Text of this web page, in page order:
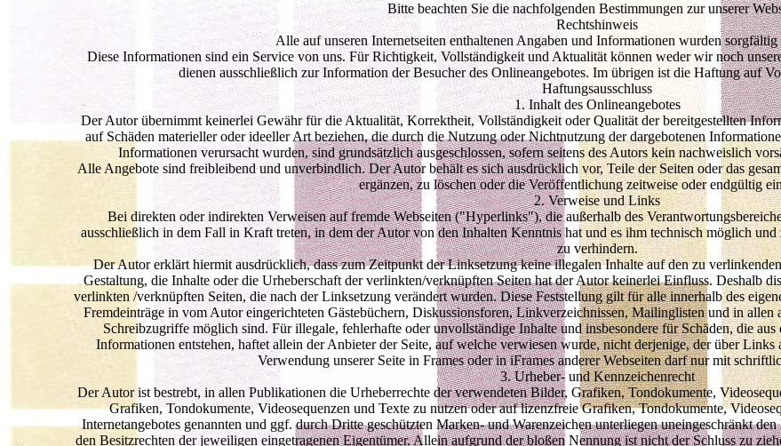
Bitte beachten Sie die nachfolgenden Bestimmungen zur unserer
Rechtshinweis
Alle auf unseren Internetseiten enthaltenen Angaben und Informationen wurden
Diese Informationen sind ein Service von uns. Für Richtigkeit, Vollständigkeit und Aktualität können weder wir noch
dienen ausschließlich zur Information der Besucher des Onlineangebotes. Im übrigen ist die Haftung auf
Haftungsausschluss
1. Inhalt des Onlineangebotes
Der Autor übernimmt keinerlei Gewähr für die Aktualität, Korrektheit, Vollständigkeit oder Qualität der bereitgestellten
auf Schäden materieller oder ideeller Art beziehen, die durch die Nutzung oder Nichtnutzung der dargebotenen
Informationen verursacht wurden, sind grundsätzlich ausgeschlossen, sofern seitens des Autors kein nachweislich
Alle Angebote sind freibleibend und unverbindlich. Der Autor behält es sich ausdrücklich vor, Teile der Seiten oder das
ergänzen, zu löschen oder die Veröffentlichung zeitweise oder endgültig
2. Verweise und Links
Bei direkten oder indirekten Verweisen auf fremde Webseiten ("Hyperlinks"), die außerhalb des
ausschließlich in dem Fall in Kraft treten, in dem der Autor von den Inhalten Kenntnis hat und es ihm technisch möglich
zu verhindern.
Der Autor erklärt hiermit ausdrücklich, dass zum Zeitpunkt der Linksetzung keine illegalen Inhalte auf den zu
Gestaltung, die Inhalte oder die Urheberschaft der verlinkten/verknüpften Seiten hat der Autor keinerlei Einfluss. Deshalb
verlinkten /verknüpften Seiten, die nach der Linksetzung verändert wurden. Diese Feststellung gilt für alle innerhalb des
Fremdeinträge in vom Autor eingerichteten Gästebüchern, Diskussionsforen, Linkverzeichnissen, Mailinglisten und in allen
Schreibzugriffe möglich sind. Für illegale, fehlerhafte oder unvollständige Inhalte und insbesondere für Schäden, die
Informationen entstehen, haftet allein der Anbieter der Seite, auf welche verwiesen wurde, nicht derjenige, der über
Verwendung unserer Seite in Frames oder in iFrames anderer Webseiten darf nur mit
3. Urheber- und Kennzeichenrecht
Der Autor ist bestrebt, in allen Publikationen die Urheberrechte der verwendeten Bilder, Grafiken, Tondokumente,
Grafiken, Tondokumente, Videosequenzen und Texte zu nutzen oder auf lizenzfreie Grafiken, Tondokumente,
Internetangebotes genannten und ggf. durch Dritte geschützten Marken- und Warenzeichen unterliegen uneingeschränkt
den Besitzrechten der jeweiligen eingetragenen Eigentümer. Allein aufgrund der bloßen Nennung ist nicht der Schluss zu